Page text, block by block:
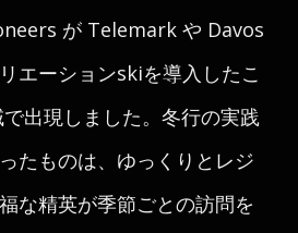
が Telemark や Davos
エーションskiを導入したこ
出現しました。冬行の実践
たものは、ゆっくりとレジ
な精英が季節ごとの訪問を